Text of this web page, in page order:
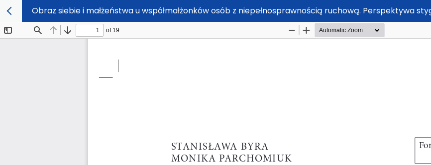
Obraz siebie i małżeństwa u współmałżonków osób z niepełnosprawnością ruchową. Perspektywa